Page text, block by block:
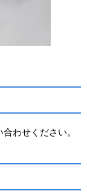
わせください。